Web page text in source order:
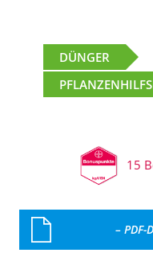
DÜNGER
15
– PDF-